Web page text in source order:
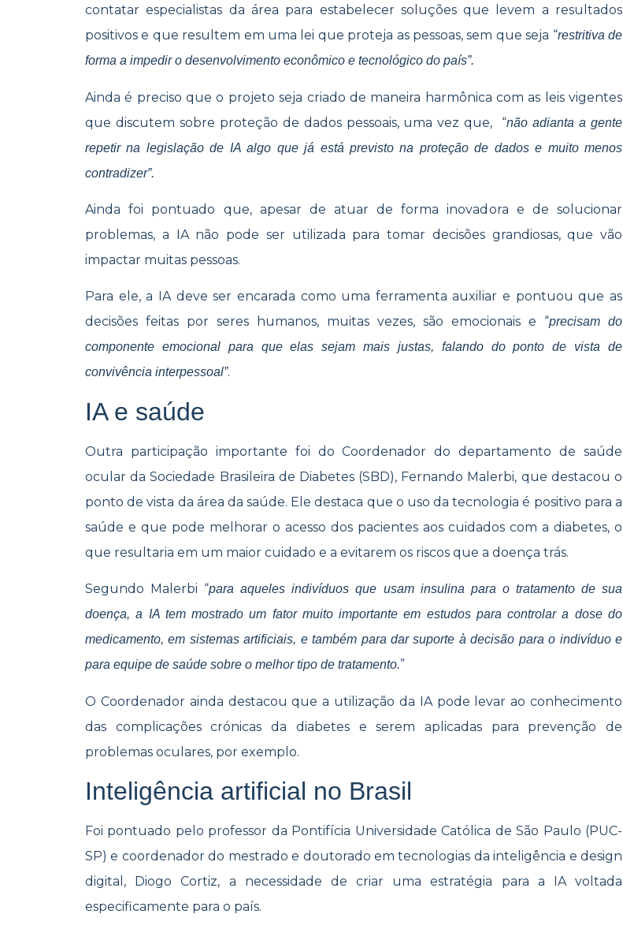
contatar especialistas da área para estabelecer soluções que levem a resultados
positivos e que resultem em uma lei que proteja as pessoas, sem que seja “restritiva de
forma a impedir o desenvolvimento econômico e tecnológico do país”.
Ainda é preciso que o projeto seja criado de maneira harmônica com as leis vigentes
que discutem sobre proteção de dados pessoais, uma vez que, “não adianta a gente
repetir na legislação de IA algo que já está previsto na proteção de dados e muito menos
contradizer”.
Ainda foi pontuado que, apesar de atuar de forma inovadora e de solucionar
problemas, a IA não pode ser utilizada para tomar decisões grandiosas, que vão
impactar muitas pessoas.
Para ele, a IA deve ser encarada como uma ferramenta auxiliar e pontuou que as
decisões feitas por seres humanos, muitas vezes, são emocionais e “precisam do
componente emocional para que elas sejam mais justas, falando do ponto de vista de
convivência interpessoal”.
IA e saúde
Outra participação importante foi do Coordenador do departamento de saúde
ocular da Sociedade Brasileira de Diabetes (SBD), Fernando Malerbi, que destacou o
ponto de vista da área da saúde. Ele destaca que o uso da tecnologia é positivo para a
saúde e que pode melhorar o acesso dos pacientes aos cuidados com a diabetes, o
que resultaria em um maior cuidado e a evitarem os riscos que a doença trás.
Segundo Malerbi “para aqueles indivíduos que usam insulina para o tratamento de sua
doença, a IA tem mostrado um fator muito importante em estudos para controlar a dose do
medicamento, em sistemas artificiais, e também para dar suporte à decisão para o indivíduo e
para equipe de saúde sobre o melhor tipo de tratamento.”
O Coordenador ainda destacou que a utilização da IA pode levar ao conhecimento
das complicações crónicas da diabetes e serem aplicadas para prevenção de
problemas oculares, por exemplo.
Inteligência artificial no Brasil
Foi pontuado pelo professor da Pontifícia Universidade Católica de São Paulo (PUC-
SP) e coordenador do mestrado e doutorado em tecnologias da inteligência e design
digital, Diogo Cortiz, a necessidade de criar uma estratégia para a IA voltada
especificamente para o país.